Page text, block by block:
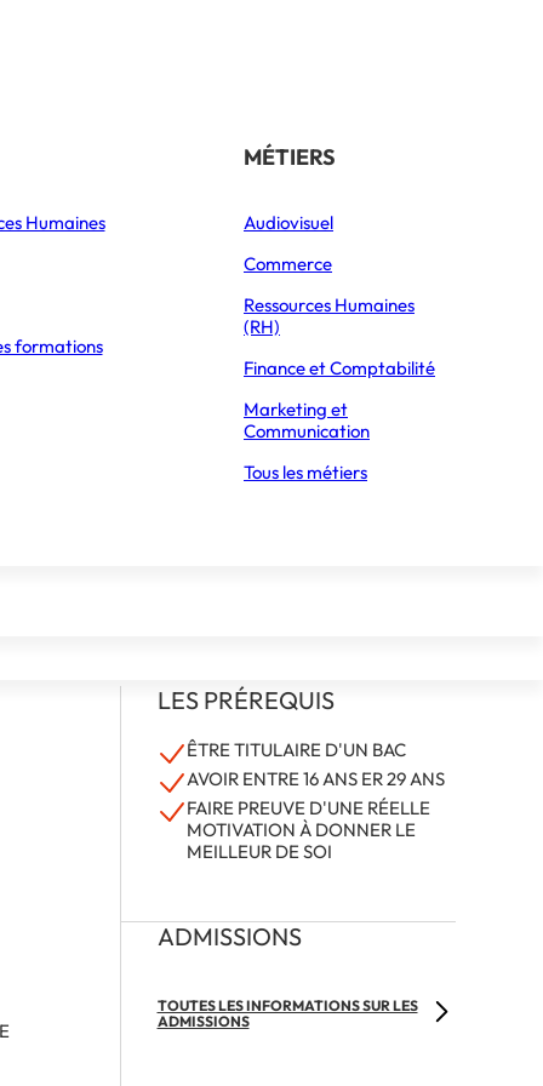
Éducation
THÉMATIQUES
Orientation
Vie étudiante
Formations
Partir à l’étranger
Humaines
formations
MÉTIERS
Audiovisuel
Commerce
Ressources Humaines
(RH)
Finance et Comptabilité
Marketing et
Communication
Tous les métiers
LES PRÉREQUIS
ÊTRE TITULAIRE D'UN BAC
AVOIR ENTRE 16 ANS ER 29 ANS
FAIRE PREUVE D'UNE RÉELLE
MOTIVATION À DONNER LE
MEILLEUR DE SOI
ADMISSIONS
TOUTES LES INFORMATIONS SUR LES
ADMISSIONS